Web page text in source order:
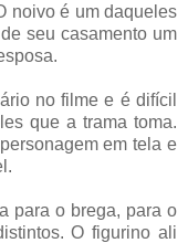
noivo é um daqueles
seu casamento um
no filme e é difícil
que a trama toma.
em tela e
para o brega, para o
O figurino ali